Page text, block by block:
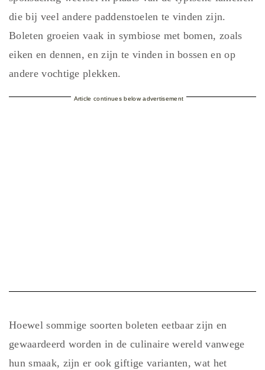
die bij veel andere paddenstoelen te vinden zijn.
Boleten groeien vaak in symbiose met bomen, zoals
eiken en dennen, en zijn te vinden in bossen en op
andere vochtige plekken.
Article continues below advertisement
Hoewel sommige soorten boleten eetbaar zijn en
gewaardeerd worden in de culinaire wereld vanwege
hun smaak, zijn er ook giftige varianten, wat het